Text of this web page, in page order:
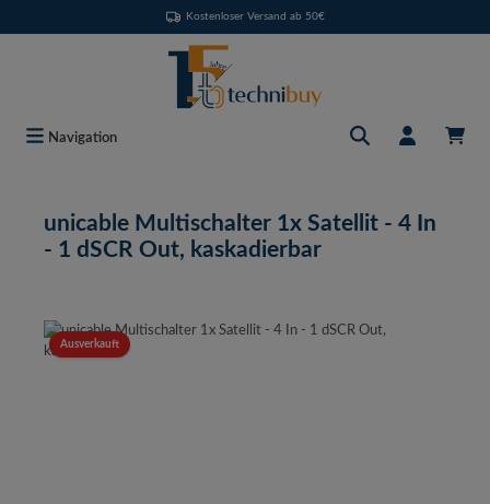
Kostenloser Versand ab 50€
Navigation
unicable Multischalter 1x Satellit - 4 In
- 1 dSCR Out, kaskadierbar
Bildergalerie überspringen
Ausverkauft